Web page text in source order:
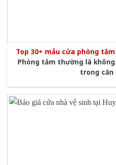
Top 30+ mẫu cửa phòng
Phòng tắm thường là
trong căn